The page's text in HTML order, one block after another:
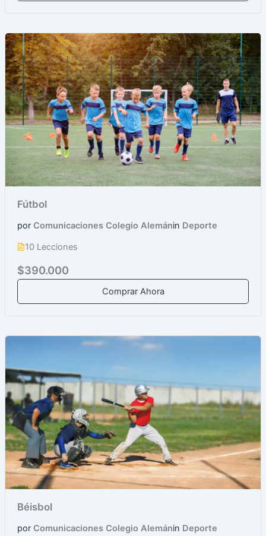
Fútbol
por Comunicaciones Colegio Alemánin Deporte
10 Lecciones
$390.000
Comprar Ahora
Béisbol
por Comunicaciones Colegio Alemánin Deporte